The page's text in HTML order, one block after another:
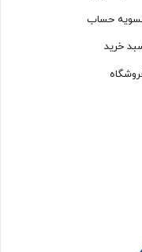
حساب
خرید